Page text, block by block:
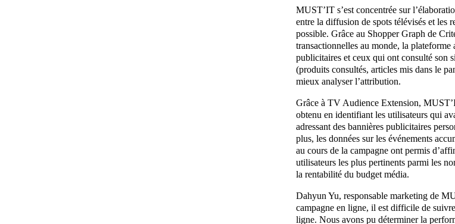
MUST’IT s’est concentrée sur
entre la diffusion de spots télévisés et les
possible. Grâce au Shopper Graph de
transactionnelles au monde, la
publicitaires et ceux qui ont consulté son
(produits consultés, articles mis dans le
mieux analyser l’attribution.
Grâce à TV Audience Extension,
obtenu en identifiant les utilisateurs qui
adressant des bannières publicitaires
plus, les données sur les événements
au cours de la campagne ont permis
utilisateurs les plus pertinents parmi les
la rentabilité du budget média.
Dahyun Yu, responsable marketing de
campagne en ligne, il est difficile de
ligne. Nous avons pu déterminer la